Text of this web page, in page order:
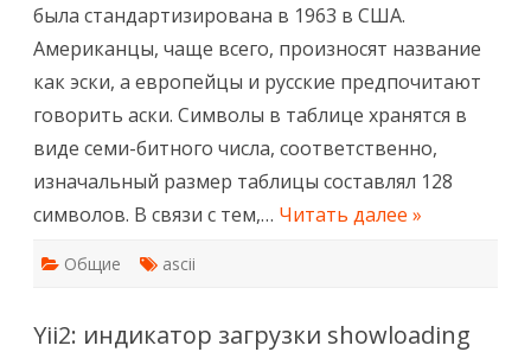
была стандартизирована в 1963 в США.
Американцы, чаще всего, произносят название
как эски, а европейцы и русские предпочитают
говорить аски. Символы в таблице хранятся в
виде семи-битного числа, соответственно,
изначальный размер таблицы составлял 128
символов. В связи с тем,… Читать далее »
Общие ascii
Yii2: индикатор загрузки showloading